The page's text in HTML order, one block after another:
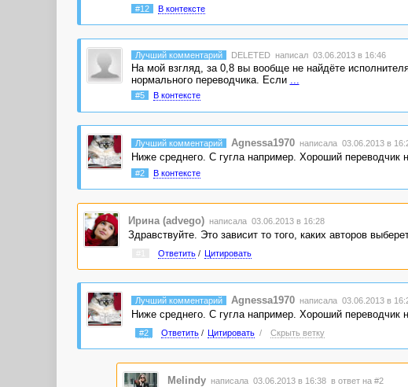
#12 В контексте
Лучший комментарий DELETED написал 03.06.2013 в 16:46
На мой взгляд, за 0,8 вы вообще не найдёте
нормального переводчика. Если
#5 В контексте
Лучший комментарий Agnessa1970 написала 03.06.2013 в
Ниже среднего. С гугла например. Хороший переводчик
#2 В контексте
Ирина (advego) написала 03.06.2013 в 16:28
Здравствуйте. Это зависит то того, каких авторов
Ответить/ Цитировать
Лучший комментарий Agnessa1970 написала 03.06.2013 в
Ниже среднего. С гугла например. Хороший переводчик
#2 Ответить/ Цитировать / Скрыть ветку
Melindy написала 03.06.2013 в 16:38 в ответ на #2